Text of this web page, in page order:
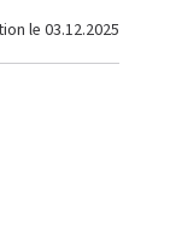
le 03.12.2025